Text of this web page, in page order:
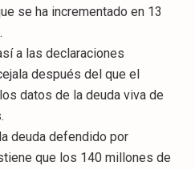
se ha incrementado en 13
a las declaraciones
después del que el
datos de la deuda viva de
deuda defendido por
que los 140 millones de